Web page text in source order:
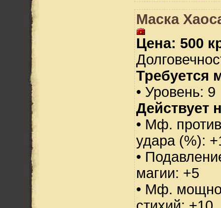
Маска
Цена: 500
Требуется
• Уровень: 9
Действует
• Мф.
удара (%):
•
магии: +5
• Мф.